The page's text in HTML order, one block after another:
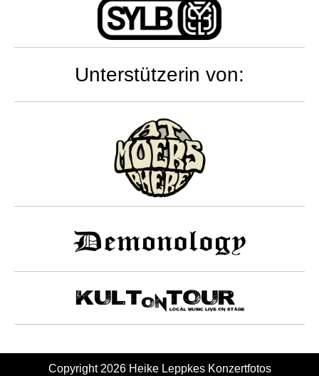
Unterstützerin von:
Copyright 2026 Heike Leppkes Konzertfotos